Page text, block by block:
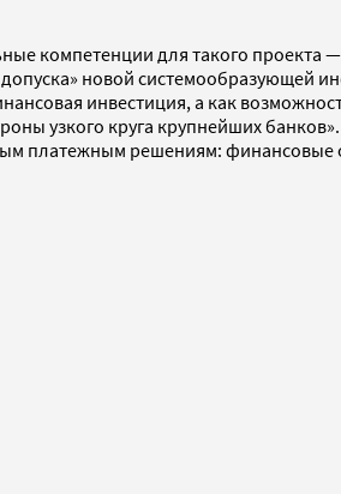
компетенции для такого проекта
новой системообразующей
инвестиция, а как
узкого круга крупнейших
платежным решениям: